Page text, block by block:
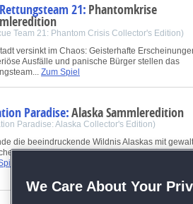
21: Phantomkrise
Team 21: Phantom Crisis Collector's Edition)
versinkt im Chaos: Geisterhafte
Ausfälle und panische Bürger stellen das
Zum Spiel
Paradise:Alaska Sammleredition
Paradise: Alaska Collector's Edition)
die beeindruckende Wildnis Alaskas mit
majestätischen Bergen und unberührten
We Care About Your